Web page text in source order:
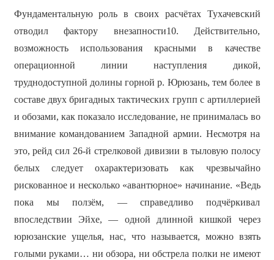
Фундаментальную роль в своих расчётах Тухачевский
отводил фактору внезапности10. Действительно,
возможность использования красными в качестве
операционной линии наступления дикой,
труднодоступной долины горной р. Юрюзань, тем более в
составе двух бригадных тактических групп с артиллерией
и обозами, как показало исследование, не принималась во
внимание командованием Западной армии. Несмотря на
это, рейд сил 26-й стрелковой дивизии в тыловую полосу
белых следует охарактеризовать как чрезвычайно
рискованное и несколько «авантюрное» начинание. «Ведь
пока мы ползём, — справедливо подчёркивал
впоследствии Эйхе, — одной длинной кишкой через
юрюзанские ущелья, нас, что называется, можно взять
голыми руками… ни обзора, ни обстрела полки не имеют